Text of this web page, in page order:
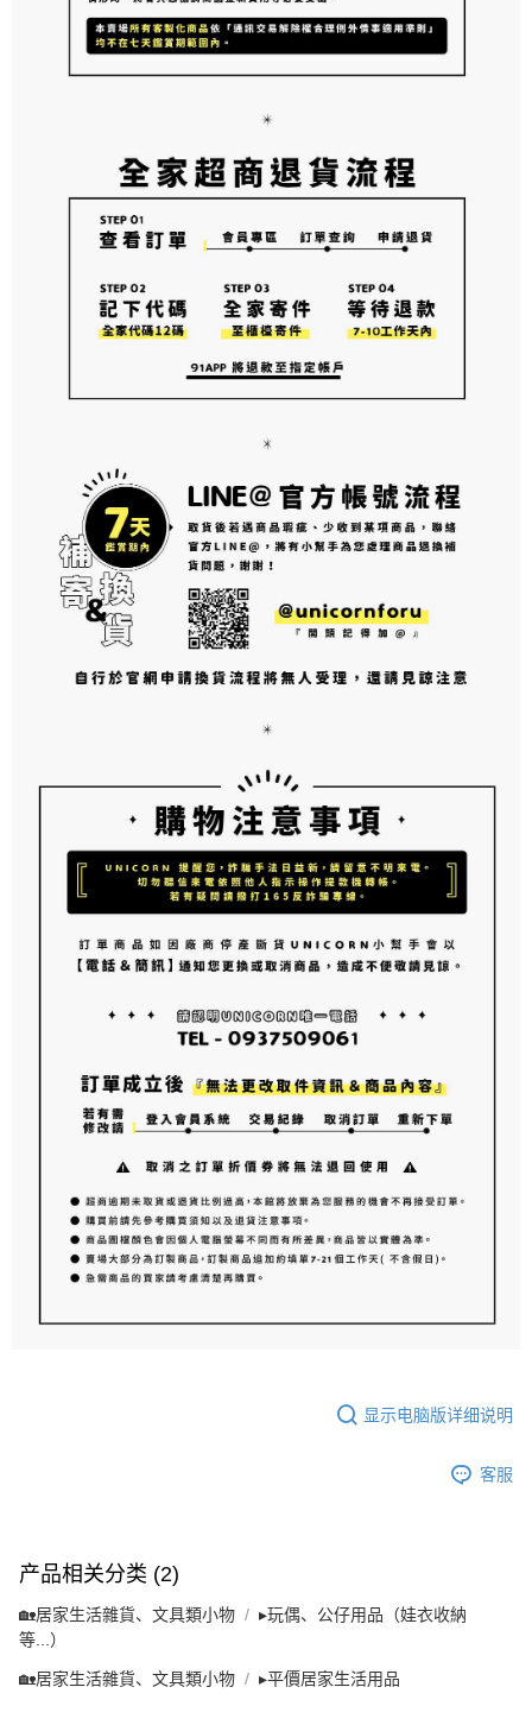
显示电脑版详细说明
客服
产品相关分类 (2)
🏡居家生活雜貨、文具類小物
▸玩偶、公仔用品（娃衣收納
等...）
🏡居家生活雜貨、文具類小物 ▸平價居家生活用品